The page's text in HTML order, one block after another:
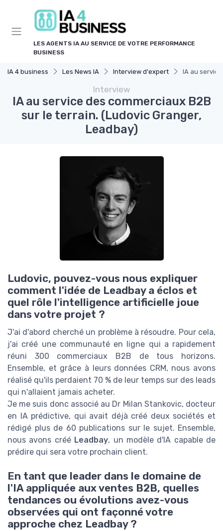
LES AGENTS IA AU SERVICE DE VOTRE PERFORMANCE
BUSINESS
IA 4 business Les News IA Interview d'expert IA au
Interview
IA au service des commerciaux B2B
sur le terrain. (Ludovic Granger,
Leadbay)
Ludovic, pouvez-vous nous expliquer
comment l'idée de Leadbay a éclos et
quel rôle l'intelligence artificielle joue
dans votre projet ?
J'ai d'abord cherché un problème à résoudre. Pour cela,
j'ai créé une communauté en ligne qui a rapidement
réuni 300 commerciaux B2B de tous horizons.
Ensemble, et grâce à leurs données CRM, nous avons
réalisé qu'ils perdaient 70 % de leur temps sur des leads
qui n'allaient jamais acheter.
Je me suis donc associé au Dr Milan Stankovic, docteur
en IA prédictive, qui avait déjà créé deux sociétés et
rédigé plus de 60 publications sur le sujet. Ensemble,
nous avons créé Leadbay, un modèle d'IA capable de
prédire qui sera votre prochain client.
En tant que leader dans le domaine de
l'IA appliquée aux ventes B2B, quelles
tendances ou évolutions avez-vous
observées qui ont façonné votre
approche chez Leadbay ?